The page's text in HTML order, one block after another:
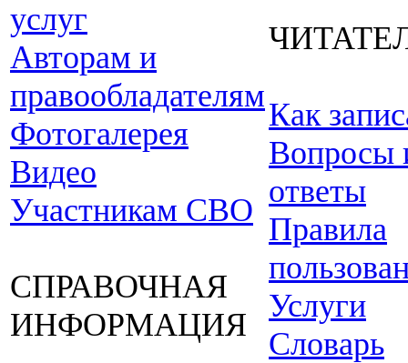
услуг
Авторам и
правообладателям
Фотогалерея
Видео
Участникам СВО
СПРАВОЧНАЯ
ИНФОРМАЦИЯ
Как
Вопросы
ответы
Правила
Услуги
Словарь